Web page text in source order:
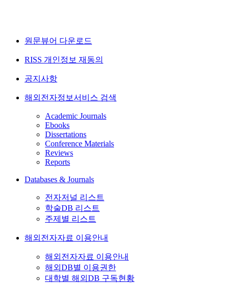
원문뷰어 다운로드
RISS 개인정보 재동의
공지사항
해외전자정보서비스 검색
Academic Journals
Ebooks
Dissertations
Conference Materials
Reviews
Reports
Databases & Journals
전자저널 리스트
학술DB 리스트
주제별 리스트
해외전자자료 이용안내
해외전자자료 이용안내
해외DB별 이용권한
대학별 해외DB 구독현황